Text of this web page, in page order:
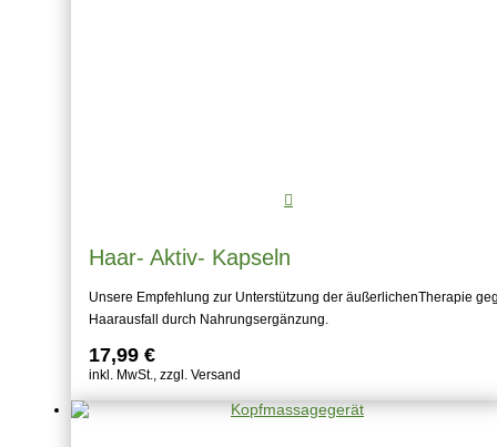
Haar- Aktiv- Kapseln
Unsere Empfehlung zur Unterstützung der äußerlichenTherapie
Haarausfall durch Nahrungsergänzung.
17,99 €
inkl. MwSt., zzgl. Versand